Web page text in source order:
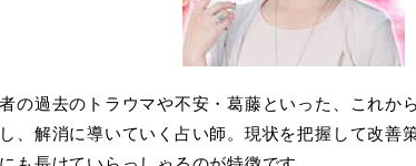
の過去のトラウマや不安・葛藤といった、これか
、解消に導いていく占い師。現状を把握して改善